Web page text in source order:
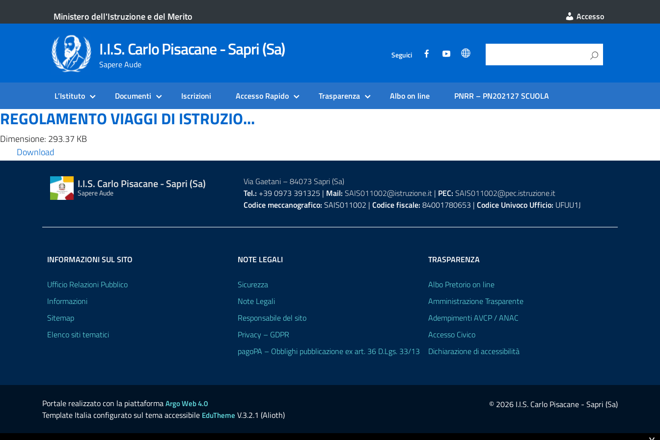
Ministero dell'Istruzione e del Merito Accesso
I.I.S. Carlo Pisacane - Sapri (Sa)
Sapere Aude
Seguici
L’Istituto Documenti Iscrizioni Accesso Rapido Trasparenza Albo on line PNRR – PN202127 SCUOLA
REGOLAMENTO VIAGGI DI ISTRUZIO...
Dimensione: 293.37 KB
Download
I.I.S. Carlo Pisacane - Sapri (Sa)
Sapere Aude
Via Gaetani – 84073 Sapri (Sa)
Tel.: +39 0973 391325 | Mail: SAIS011002@istruzione.it| PEC: SAIS011002@pec.istruzione.it
Codice meccanografico: SAIS011002 | Codice fiscale: 84001780653 | Codice Univoco Ufficio: UFUU1J
INFORMAZIONI SUL SITO
Ufficio Relazioni Pubblico
Informazioni
Sitemap
Elenco siti tematici
NOTE LEGALI
Sicurezza
Note Legali
Responsabile del sito
Privacy – GDPR
pagoPA – Obblighi pubblicazione ex art. 36 D.Lgs. 33/13
TRASPARENZA
Albo Pretorio on line
Amministrazione Trasparente
Adempimenti AVCP / ANAC
Accesso Civico
Dichiarazione di accessibilità
Portale realizzato con la piattaformaArgo Web 4.0
Template Italia configurato sul tema accessibile EduTheme V.3.2.1 (Alioth)
© 2026 I.I.S. Carlo Pisacane - Sapri (Sa)